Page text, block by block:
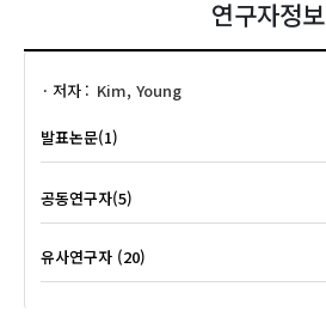
연구자정보
저자 Kim, Young
발표논문(1)
공동연구자(5)
유사연구자 (20)